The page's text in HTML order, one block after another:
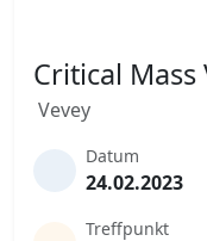
Critical Mass
Vevey
Datum
24.02.2023
Treffpunkt